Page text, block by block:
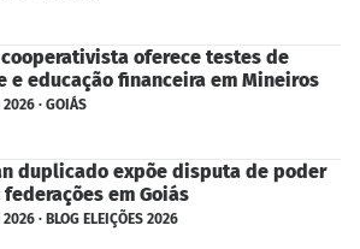
oferece testes de
e educação financeira em Mineiros
· GOIÁS
duplicado expõe disputa de poder
em Goiás
· BLOG ELEIÇÕES 2026